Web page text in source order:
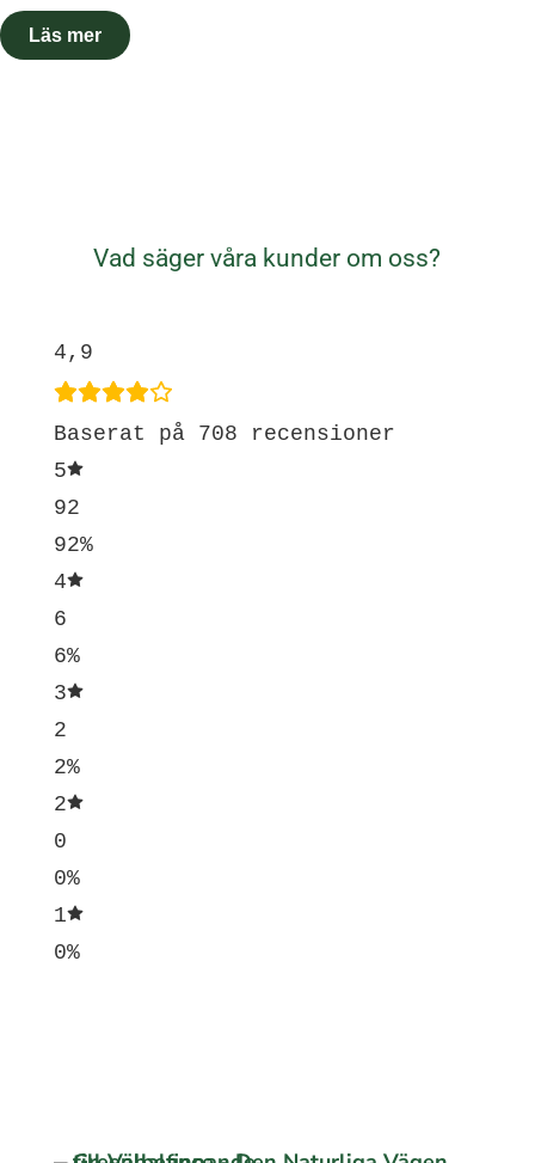
Vad säger våra kunder om oss?
4,9
Baserat på 708 recensioner
5
92
92%
4
6
6%
3
2
2%
2
0
0%
1
0%